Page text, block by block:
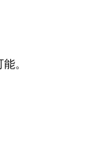
。